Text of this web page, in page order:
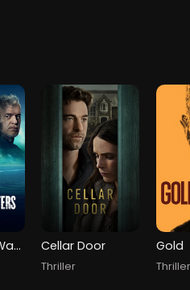
Dangerous Waters Cellar Door
Thriller
Gold
Thriller